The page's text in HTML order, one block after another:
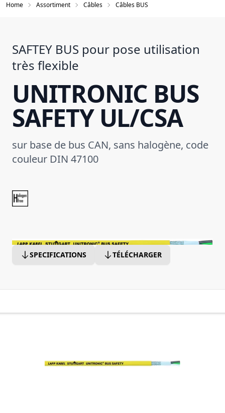
Home Assortiment Câbles Câbles BUS
SAFTEY BUS pour pose utilisation
très flexible
UNITRONIC BUS
SAFETY UL/CSA
sur base de bus CAN, sans halogène, code
couleur DIN 47100
SPECIFICATIONS TÉLÉCHARGER